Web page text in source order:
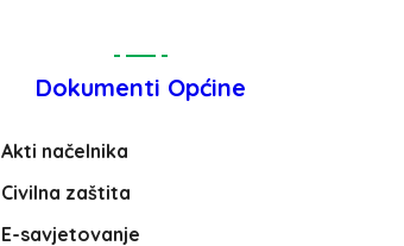
Dokumenti Općine
Akti načelnika
Civilna zaštita
E-savjetovanje